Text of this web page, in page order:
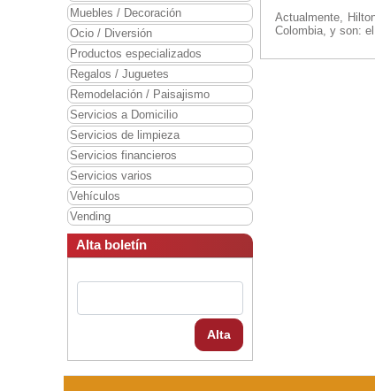
Muebles / Decoración
Ocio / Diversión
Productos especializados
Regalos / Juguetes
Remodelación / Paisajismo
Servicios a Domicilio
Servicios de limpieza
Servicios financieros
Servicios varios
Vehículos
Vending
Alta boletín
Alta
Actualmente,
Colombia, y son: